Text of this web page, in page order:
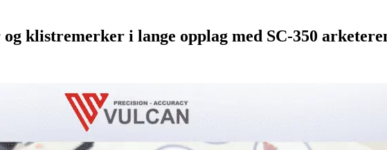
klistremerker i lange opplag med SC-350